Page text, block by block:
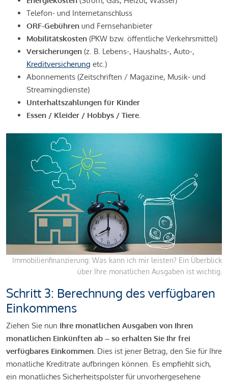
Telefon- und Internetanschluss
ORF-Gebühren und Fernsehanbieter
Mobilitätskosten (PKW bzw. öffentliche Verkehrsmittel)
Versicherungen (z. B. Lebens-, Haushalts-, Auto-,
Kreditversicherung etc.)
Abonnements (Zeitschriften / Magazine, Musik- und
Streamingdienste)
Unterhaltszahlungen für Kinder
Essen / Kleider / Hobbys / Tiere.
Immobilienfinanzierung: Was kann ich mir leisten? Ein Überblick
über Ihre monatlichen Ausgaben ist wichtig.
Schritt 3: Berechnung des verfügbaren
Einkommens
Ziehen Sie nun Ihre monatlichen Ausgaben von Ihren
monatlichen Einkünften ab – so erhalten Sie Ihr frei
verfügbares Einkommen. Dies ist jener Betrag, den Sie für Ihre
monatliche Kreditrate aufbringen können. Es empfiehlt sich,
ein monatliches Sicherheitspolster für unvorhergesehene